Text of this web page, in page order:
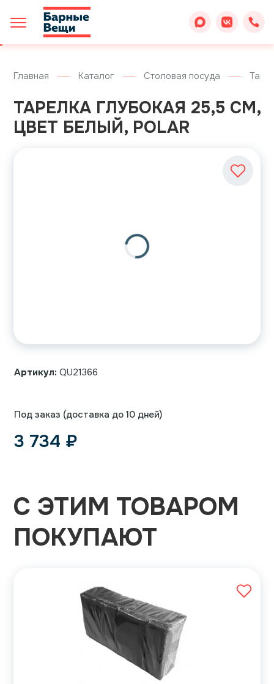
Главная Каталог Столовая посуда
ТАРЕЛКА ГЛУБОКАЯ 25,5 СМ,
ЦВЕТ БЕЛЫЙ, POLAR
Артикул: QU21366
Под заказ (доставка до 10 дней)
3 734 ₽
С ЭТИМ ТОВАРОМ
ПОКУПАЮТ